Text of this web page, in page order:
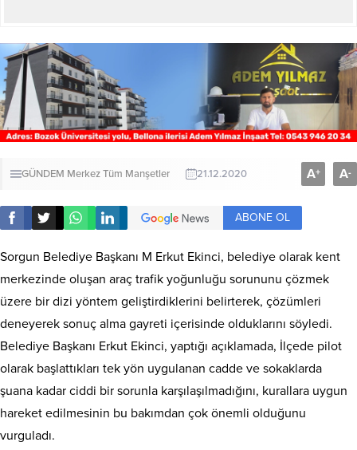
GÜNDEM MerkezTüm Manşetler 21.12.2020 A+ A-
ABONE OL
Sorgun Belediye Başkanı M Erkut Ekinci, belediye olarak kent
merkezinde oluşan araç trafik yoğunluğu sorununu çözmek
üzere bir dizi yöntem geliştirdiklerini belirterek, çözümleri
deneyerek sonuç alma gayreti içerisinde olduklarını söyledi.
Belediye Başkanı Erkut Ekinci, yaptığı açıklamada, İlçede pilot
olarak başlattıkları tek yön uygulanan cadde ve sokaklarda
şuana kadar ciddi bir sorunla karşılaşılmadığını, kurallara uygun
hareket edilmesinin bu bakımdan çok önemli olduğunu
vurguladı.